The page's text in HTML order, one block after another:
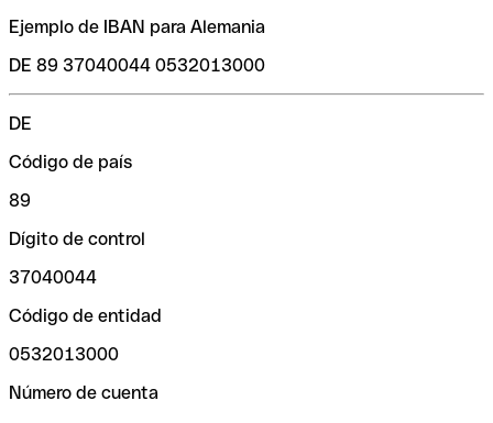
Ejemplo de IBAN para Alemania
DE 89 37040044 0532013000
DE
Código de país
89
Dígito de control
37040044
Código de entidad
0532013000
Número de cuenta